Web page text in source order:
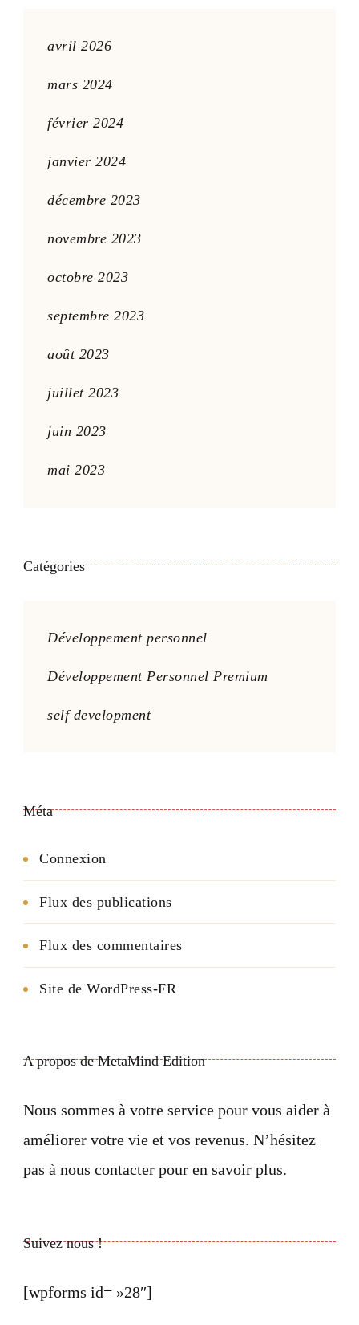
avril 2026
mars 2024
février 2024
janvier 2024
décembre 2023
novembre 2023
octobre 2023
septembre 2023
août 2023
juillet 2023
juin 2023
mai 2023
Catégories
Développement personnel
Développement Personnel Premium
self development
Méta
Connexion
Flux des publications
Flux des commentaires
Site de WordPress-FR
A propos de MetaMind Edition
Nous sommes à votre service pour vous aider à
améliorer votre vie et vos revenus. N’hésitez
pas à nous contacter pour en savoir plus.
Suivez nous !
[wpforms id= »28″]